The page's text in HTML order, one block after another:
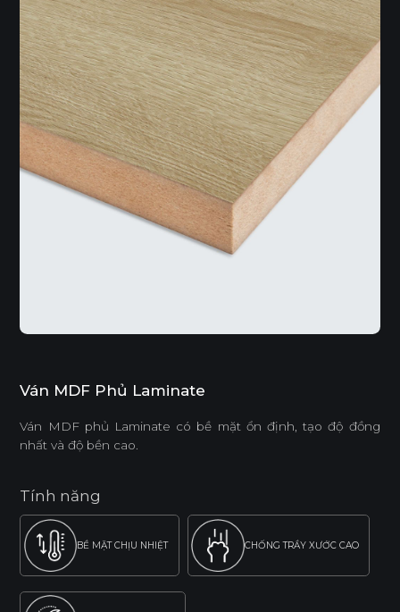
Ván MDF Phủ Laminate
Ván MDF phủ Laminate có bề mặt ổn định, tạo độ đồng
nhất và độ bền cao.
Tính năng
BỀ MẶT CHỊU NHIỆT CHỐNG TRẦY XƯỚC CAO